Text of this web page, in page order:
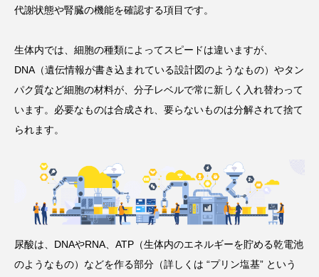
代謝状態や腎臓の機能を確認する項目です。
生体内では、細胞の種類によってスピードは違いますが、
DNA（遺伝情報が書き込まれている設計図のようなもの）やタン
パク質など細胞の材料が、分子レベルで常に新しく入れ替わって
います。必要なものは合成され、要らないものは分解されて捨て
られます。
尿酸は、DNAやRNA、ATP（生体内のエネルギーを貯める乾電池
のようなもの）などを作る部分（詳しくは “プリン塩基” という